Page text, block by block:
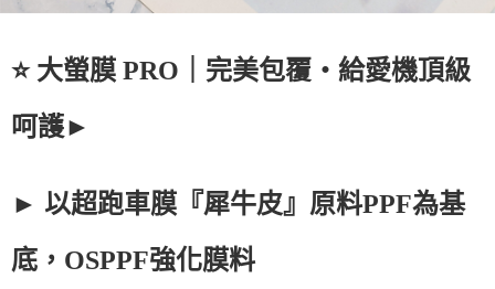
⭐ 大螢膜 PRO｜完美包覆・給愛機頂級
呵護►
► 以超跑車膜『犀牛皮』原料PPF為基
底，OSPPF強化膜料